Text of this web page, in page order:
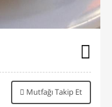
Mutfağı Takip Et